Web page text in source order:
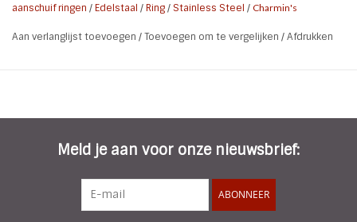
aanschuif ringen /Edelstaal /Ring/ Stainless Steel / Charmin's
Aan verlanglijst toevoegen /Toevoegen om te vergelijken /Afdrukken
Meld je aan voor onze nieuwsbrief:
ABONNEER